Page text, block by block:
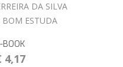
DA SILVA
BOM ESTUDA
BOOK
4,17